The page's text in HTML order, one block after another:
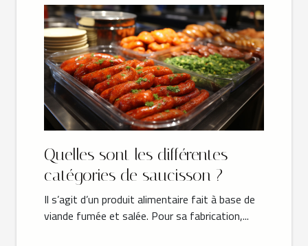
Quelles sont les différentes
catégories de saucisson ?
Il s’agit d’un produit alimentaire fait à base de
viande fumée et salée. Pour sa fabrication,...